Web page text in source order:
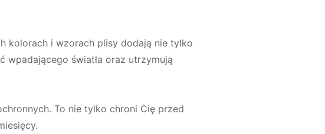
kolorach i wzorach plisy dodają nie tylko
światła oraz utrzymują
To nie tylko chroni Cię przed